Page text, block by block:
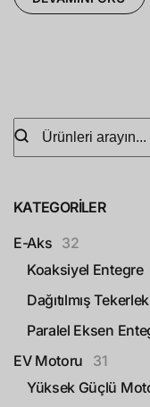
KATEGORILER
E-Aks 32
Koaksiyel Entegre
Dağıtılmış
Paralel Eksen
EV Motoru
31
Yüksek Güçlü